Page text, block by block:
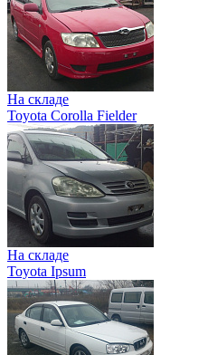
На складе
Toyota Corolla Fielder
На складе
Toyota Ipsum